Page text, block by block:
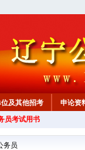
及其他招考 申论资
员考试用书
务员